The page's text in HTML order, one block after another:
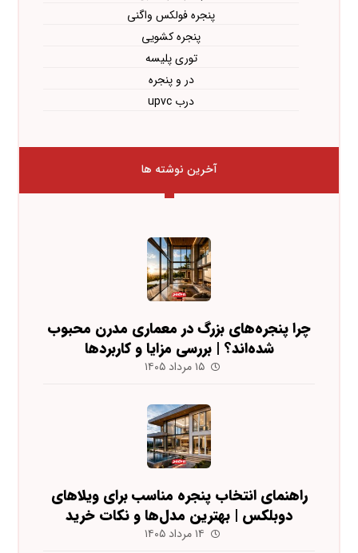
پنجره فولکس واگنی
پنجره کشویی
توری پلیسه
در و پنجره
درب upvc
آخرین نوشته ها
چرا پنجره‌های بزرگ در معماری مدرن محبوب
شده‌اند؟ | بررسی مزایا و کاربردها
۱۵ مرداد ۱۴۰۵
راهنمای انتخاب پنجره مناسب برای ویلاهای
دوبلکس | بهترین مدل‌ها و نکات خرید
۱۴ مرداد ۱۴۰۵